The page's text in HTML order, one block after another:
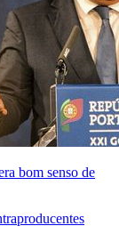
bom senso de